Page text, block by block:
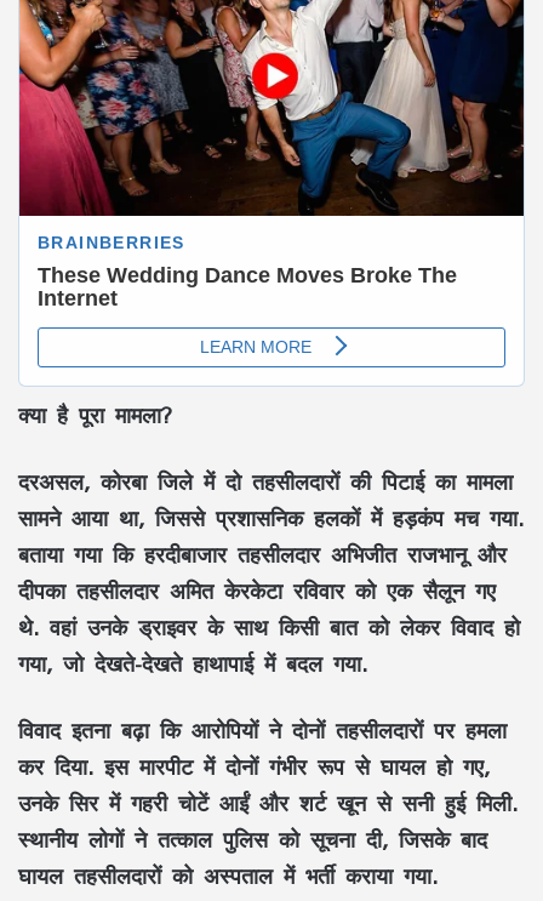
क्या है पूरा मामला?
दरअसल, कोरबा जिले में दो तहसीलदारों की पिटाई का मामला
सामने आया था, जिससे प्रशासनिक हलकों में हड़कंप मच गया.
बताया गया कि हरदीबाजार तहसीलदार अभिजीत राजभानू और
दीपका तहसीलदार अमित केरकेटा रविवार को एक सैलून गए
थे. वहां उनके ड्राइवर के साथ किसी बात को लेकर विवाद हो
गया, जो देखते-देखते हाथापाई में बदल गया.
विवाद इतना बढ़ा कि आरोपियों ने दोनों तहसीलदारों पर हमला
कर दिया. इस मारपीट में दोनों गंभीर रूप से घायल हो गए,
उनके सिर में गहरी चोटें आईं और शर्ट खून से सनी हुई मिली.
स्थानीय लोगों ने तत्काल पुलिस को सूचना दी, जिसके बाद
घायल तहसीलदारों को अस्पताल में भर्ती कराया गया.